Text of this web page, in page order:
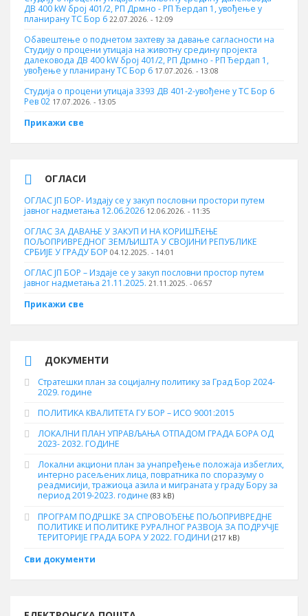
ДВ 400 kW број 401/2, РП Дрмно - РП Ђердап 1, увођење у
планирану ТС Бор 6 22.07.2026. - 12:09
Обавештење о поднетом захтеву за давање сагласности на
Студију о процени утицаја на животну средину пројекта
далековода ДВ 400 kW број 401/2, РП Дрмно - РП Ђердап 1,
увођење у планирану ТС Бор 6 17.07.2026. - 13:08
Студија о процени утицаја 3393 ДВ 401-2-увођене у ТС Бор 6
Рев 02 17.07.2026. - 13:05
Прикажи све
ОГЛАСИ
ОГЛАС ЈП БОР- Издају се у закуп пословни простори путем
јавног надметања 12.06.2026 12.06.2026. - 11:35
ОГЛАС ЗА ДАВАЊЕ У ЗАКУП И НА КОРИШЋЕЊЕ
ПОЉОПРИВРЕДНОГ ЗЕМЉИШТА У СВОЈИНИ РЕПУБЛИКЕ
СРБИЈЕ У ГРАДУ БОР 04.12.2025. - 14:01
ОГЛАС ЈП БОР – Издаје се у закуп пословни простор путем
јавног надметања 21.11.2025. 21.11.2025. - 06:57
Прикажи све
ДОКУМЕНТИ
Стратешки план за социјалну политику за Град Бор 2024-
2029. године
ПОЛИТИКА КВАЛИТЕТА ГУ БОР – ИСО 9001:2015
ЛОКАЛНИ ПЛАН УПРАВЉАЊА ОТПАДОМ ГРАДА БОРА ОД
2023- 2032. ГОДИНЕ
Локални акциони план за унапређење положаја избеглих,
интерно расељених лица, повратника по споразуму о
реадмисији, тражиоца азила и миграната у граду Бору за
период 2019-2023. године (83 kB)
ПРОГРАМ ПОДРШКЕ ЗА СПРОВОЂЕЊЕ ПОЉОПРИВРЕДНЕ
ПОЛИТИКЕ И ПОЛИТИКЕ РУРАЛНОГ РАЗВОЈА ЗА ПОДРУЧЈЕ
ТЕРИТОРИЈЕ ГРАДА БОРА У 2022. ГОДИНИ (217 kB)
Сви документи